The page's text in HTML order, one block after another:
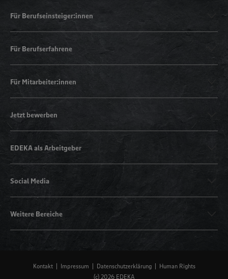
Für Berufseinsteiger:innen
Für Berufserfahrene
Für Mitarbeiter:innen
Jetzt bewerben
EDEKA als Arbeitgeber
Social Media
Weitere Bereiche
Kontakt Impressum Datenschutzerklärung
Human Rights
(c) 2026 EDEKA